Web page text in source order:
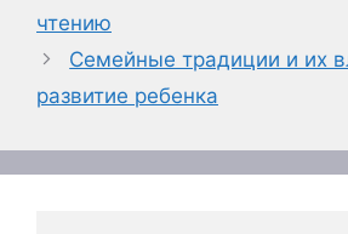
чтению
Семейные традиции и их
развитие ребенка